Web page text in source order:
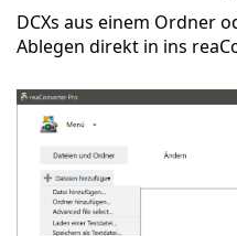
DCXs aus einem Ordner
Ablegen direkt in ins